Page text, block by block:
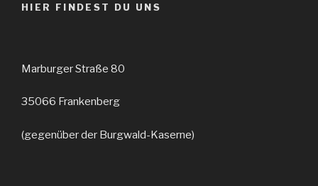
HIER FINDEST DU UNS
Marburger Straße 80
35066 Frankenberg
(gegenüber der Burgwald-Kaserne)